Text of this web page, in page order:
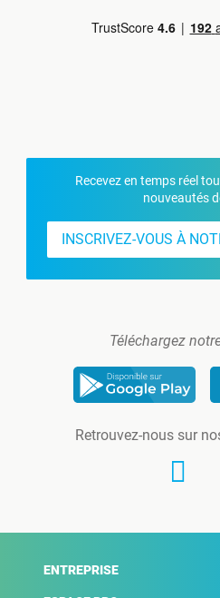
Recevez en temps réel
nouveautés
INSCRIVEZ-VOUS À
Téléchargez
Retrouvez-nous sur
ENTREPRISE